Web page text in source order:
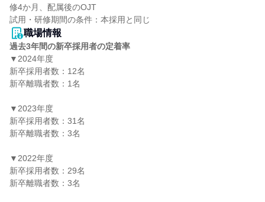
修4か月、配属後のOJT
職場情報
過去3年間の新卒採用者の定着率
▼2024年度
新卒採用者数：12名
新卒離職者数：1名
▼2023年度
新卒採用者数：31名
新卒離職者数：3名
▼2022年度
新卒採用者数：29名
新卒離職者数：3名